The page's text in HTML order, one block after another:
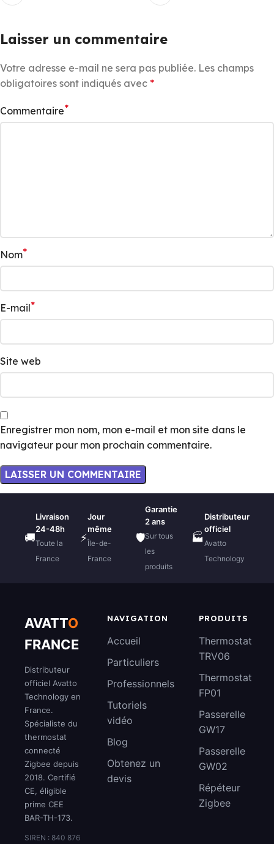
Laisser un commentaire
Votre adresse e-mail ne sera pas publiée. Les champs
obligatoires sont indiqués avec *
Commentaire*
Nom*
E-mail*
Site web
Enregistrer mon nom, mon e-mail et mon site dans le
navigateur pour mon prochain commentaire.
🚚
Livraison
24-48h
Toute la
France
⚡
Jour
même
Île-de-
France
🛡️
Garantie
2 ans
Sur tous
les
produits
🏭
Distributeur
officiel
Avatto
Technology
AVATTO
FRANCE
Distributeur
officiel Avatto
Technology en
France.
Spécialiste du
thermostat
connecté
Zigbee depuis
2018. Certifié
CE, éligible
prime CEE
BAR-TH-173.
SIREN : 840 876
NAVIGATION
Accueil
Particuliers
Professionnels
Tutoriels
vidéo
Blog
Obtenez un
devis
PRODUITS
Thermostat
TRV06
Thermostat
FP01
Passerelle
GW17
Passerelle
GW02
Répéteur
Zigbee